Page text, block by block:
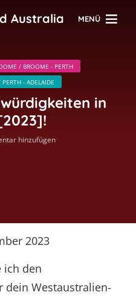
MENÜ
/ BROOME - PERTH
- ADELAIDE
in
hinzufügen
2023
ich den
dein Westaustralien-